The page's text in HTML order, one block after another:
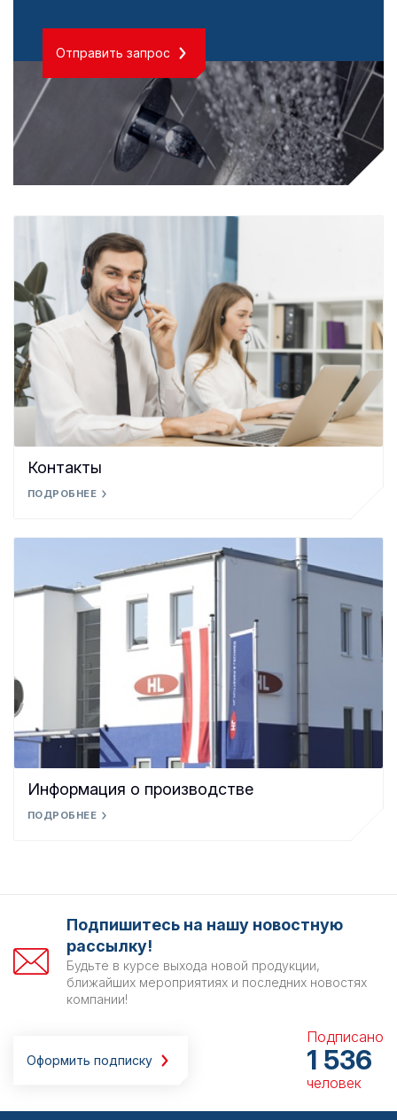
Отправить запрос
Контакты
ПОДРОБНЕЕ
Информация о производстве
ПОДРОБНЕЕ
Подпишитесь на нашу новостную
рассылку!
Будьте в курсе выхода новой продукции,
ближайших мероприятиях и последних новостях
компании!
Оформить подписку
Подписано
1 536
человек